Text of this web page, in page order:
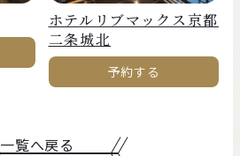
ホテルリブマックス京都
二条城北
予約する
一覧へ戻る